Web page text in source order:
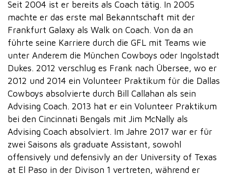
Seit 2004 ist er bereits als Coach tätig. In 2005
machte er das erste mal Bekanntschaft mit der
Frankfurt Galaxy als Walk on Coach. Von da an
führte seine Karriere durch die GFL mit Teams wie
unter Anderem die München Cowboys oder Ingolstadt
Dukes. 2012 verschlug es Frank nach Übersee, wo er
2012 und 2014 ein Volunteer Praktikum für die Dallas
Cowboys absolvierte durch Bill Callahan als sein
Advising Coach. 2013 hat er ein Volunteer Praktikum
bei den Cincinnati Bengals mit Jim McNally als
Advising Coach absolviert. Im Jahre 2017 war er für
zwei Saisons als graduate Assistant, sowohl
offensively und defensivly an der University of Texas
at El Paso in der Divison 1 vertreten, während er